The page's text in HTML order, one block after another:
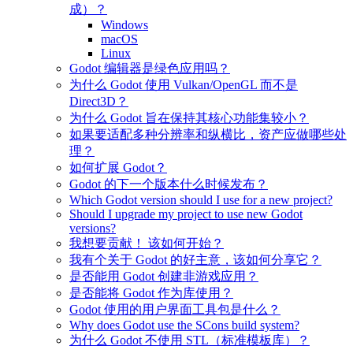
成）？
Windows
macOS
Linux
Godot 编辑器是绿色应用吗？
为什么 Godot 使用 Vulkan/OpenGL 而不是
Direct3D？
为什么 Godot 旨在保持其核心功能集较小？
如果要适配多种分辨率和纵横比，资产应做哪些处
理？
如何扩展 Godot？
Godot 的下一个版本什么时候发布？
Which Godot version should I use for a new project?
Should I upgrade my project to use new Godot
versions?
我想要贡献！ 该如何开始？
我有个关于 Godot 的好主意，该如何分享它？
是否能用 Godot 创建非游戏应用？
是否能将 Godot 作为库使用？
Godot 使用的用户界面工具包是什么？
Why does Godot use the SCons build system?
为什么 Godot 不使用 STL（标准模板库）？